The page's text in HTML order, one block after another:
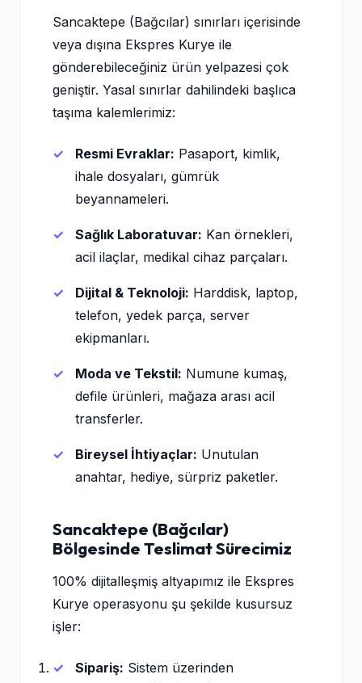
Sancaktepe (Bağcılar) sınırları içerisinde
veya dışına Ekspres Kurye ile
gönderebileceğiniz ürün yelpazesi çok
geniştir. Yasal sınırlar dahilindeki başlıca
taşıma kalemlerimiz:
Resmi Evraklar: Pasaport, kimlik,
ihale dosyaları, gümrük
beyannameleri.
Sağlık Laboratuvar: Kan örnekleri,
acil ilaçlar, medikal cihaz parçaları.
Dijital & Teknoloji: Harddisk, laptop,
telefon, yedek parça, server
ekipmanları.
Moda ve Tekstil: Numune kumaş,
defile ürünleri, mağaza arası acil
transferler.
Bireysel İhtiyaçlar: Unutulan
anahtar, hediye, sürpriz paketler.
Sancaktepe (Bağcılar)
Bölgesinde Teslimat Sürecimiz
100% dijitalleşmiş altyapımız ile Ekspres
Kurye operasyonu şu şekilde kusursuz
işler:
Sipariş: Sistem üzerinden